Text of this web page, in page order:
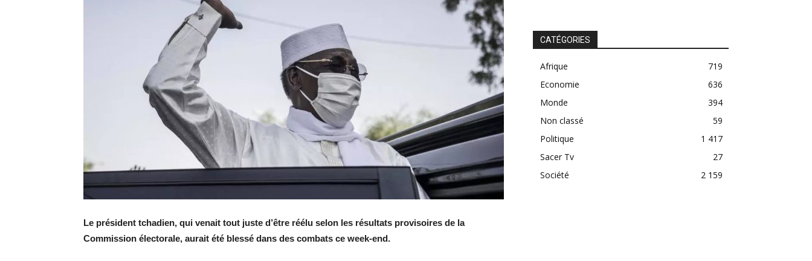
Le président tchadien, qui venait tout juste d’être réélu selon les résultats provisoires de la
Commission électorale, aurait été blessé dans des combats ce week-end.
CATÉGORIES
Afrique
719
Economie
636
Monde
394
Non classé
59
Politique
1 417
Sacer Tv
27
Société
2 159